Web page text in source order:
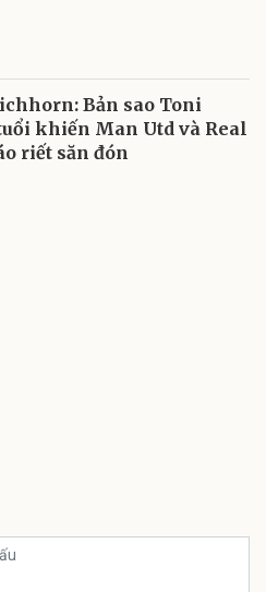
Bản sao Toni
khiến Man Utd và Real
riết săn đón